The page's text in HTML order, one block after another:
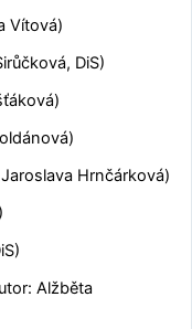
Vítová)
DiS)
Hrnčárková)
Alžběta